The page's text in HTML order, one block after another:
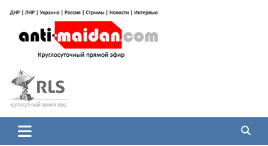
содержимому
Антимайдан: Гражданская война
на Украине
гражданской войне на Украине, включая события в Новороссии, ДНР,
ЛНР и других регионах.